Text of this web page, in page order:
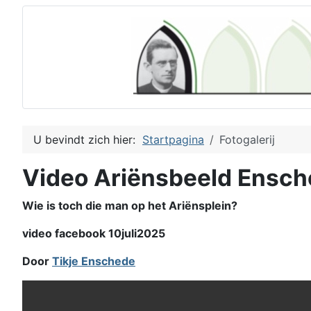
U bevindt zich hier: Startpagina Fotogalerij
Video Ariënsbeeld
Wie is toch die man op het Ariënsplein?
video facebook 10juli2025
Door Tikje Enschede